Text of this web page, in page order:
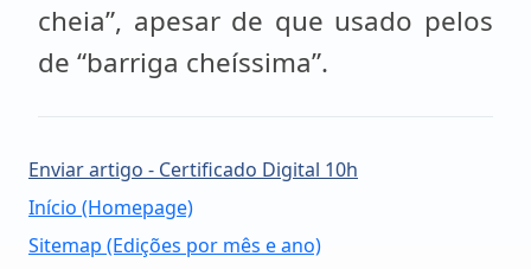
cheia”, apesar de que usado pelos
de “barriga cheíssima”.
Enviar artigo - Certificado Digital 10h
Início (Homepage)
Sitemap (Edições por mês e ano)